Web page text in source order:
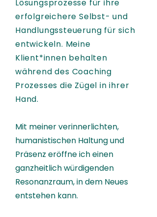
Lösungsprozesse für ihre
erfolgreichere Selbst- und
Handlungssteuerung für sich
entwickeln. Meine
Klient*innen behalten
während des Coaching
Prozesses die Zügel in ihrer
Hand.
Mit meiner verinnerlichten,
humanistischen Haltung und
Präsenz eröffne ich einen
ganzheitlich würdigenden
Resonanzraum, in dem Neues
entstehen kann.